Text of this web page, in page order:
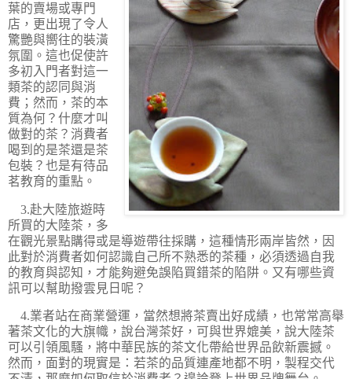
葉的賣場或專門
店，更出現了令人
驚艷與嚮往的裝潢
氛圍。這也促使許
多初入門者對這一
類茶的認同與消
費；然而，茶的本
質為何？什麼才叫
做對的茶？消費者
喝到的是茶還是茶
包裝？也是有待品
茗教育的重點。
3.赴大陸旅遊時
所買的大陸茶，多
在觀光景點購得或是導遊帶往採購，這種情形兩岸皆然，因
此對於消費者如何認識自己所不熟悉的茶種，必須透過自我
的教育與認知，才能夠避免誤陷買錯茶的陷阱。又有哪些資
訊可以幫助撥雲見日呢？
4.業者站在商業營運，當然想將茶賣出好成績，也常常高舉
著茶文化的大旗幟，說台灣茶好，可與世界媲美，說大陸茶
可以引領風騷，將中華民族的茶文化帶給世界品飲新震撼。
然而，面對的現實是：若茶的品質連產地都不明，製程交代